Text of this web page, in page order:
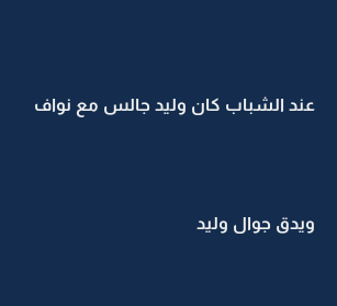
عند الشباب كان وليد جالس مع نواف
ويدق جوال وليد